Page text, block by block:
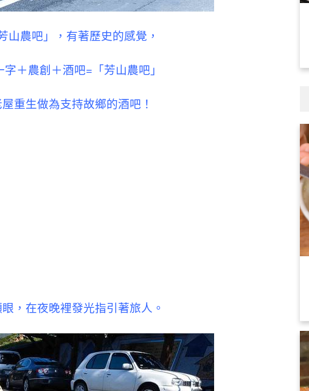
山農吧 」，有著歷史的感覺，
字＋農創＋酒吧= 「芳山農吧 」
重生做為支持故鄉的酒吧！
，在夜晚裡發光指引著旅人。